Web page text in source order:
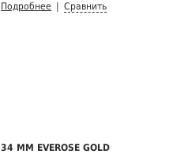
Подробнее Сравнить
34 MM EVEROSE GOLD